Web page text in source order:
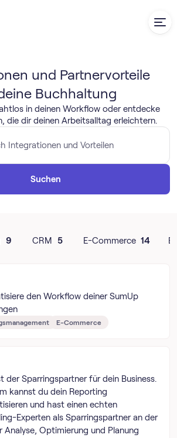
und Partnervorteile
Buchhaltung
in deinen Workflow oder entdecke
die dir deinen Arbeitsalltag erleichtern.
Suchen
9 CRM 5 E-Commerce 14
den Workflow deiner SumUp
E-Commerce
der Sparringspartner für dein Business.
kannst du dein Reporting
und hast einen echten
Experten als Sparringspartner an der
Analyse, Optimierung und Planung